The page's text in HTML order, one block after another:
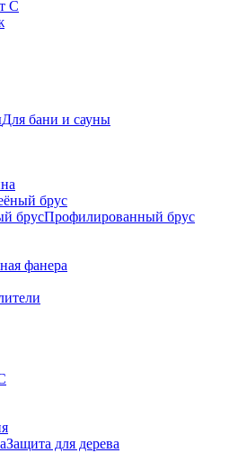
С
Для бани и сауны
брус
Профилированный брус
фанера
Защита для дерева